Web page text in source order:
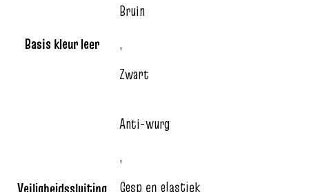
Basis kleur leer
Bruin
,
Zwart
Anti-wurg
,
Gesp en elastiek